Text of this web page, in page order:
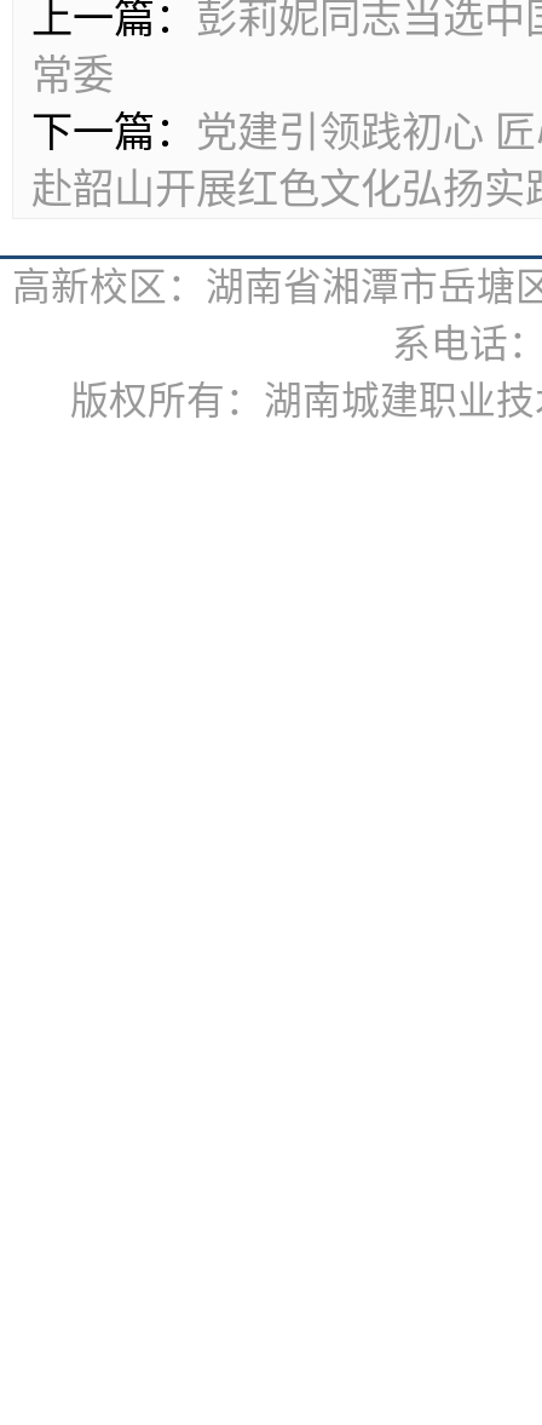
上一篇： 彭莉妮同志当选
常委
下一篇： 党建引领践初心
赴韶山开展红色文化弘扬实
高新校区：湖南省湘潭市岳
系电话
版权所有：湖南城建职业